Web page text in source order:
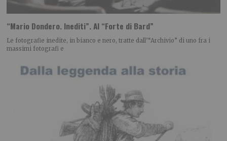
“Mario Dondero. Inediti”. Al “Forte di Bard”
Le fotografie inedite, in bianco e nero, tratte dall’“Archivio” di uno fra i
massimi fotografi e